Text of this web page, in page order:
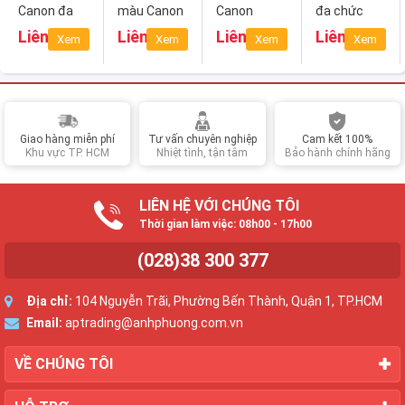
Canon đa
chức năng
Pixma
Quét, Sao
Liên hệ
Xem
màu Canon
imageCLASS
LBP621Cw
Liên hệ
Xem
Canon
PIXMA
iX6770
Liên hệ
Xem
đa chức
năng có Fax
Canon
MF543x (In,
Quét, Fax)
Liên hệ
Xem
Giao hàng miễn phí
Khu vực TP. HCM
Tư vấn chuyên nghiệp
Nhiệt tình, tận tâm
Cam kết 100%
Bảo hành chính hãng
LIÊN HỆ VỚI CHÚNG TÔI
Thời gian làm việc: 08h00 - 17h00
(028)38 300 377
Địa chỉ: 104 Nguyễn Trãi, Phường Bến Thành, Quận 1, TP.HCM
Email: aptrading@anhphuong.com.vn
VỀ CHÚNG TÔI